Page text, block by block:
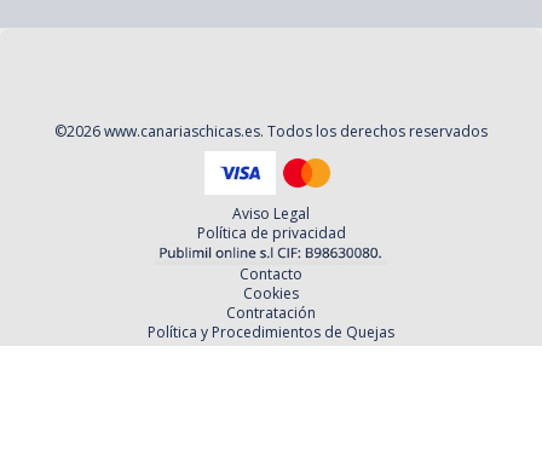
©2026www.canariaschicas.es. Todos los derechos reservados
Aviso Legal
Política de privacidad
Contacto
Cookies
Contratación
Política y Procedimientos de Quejas